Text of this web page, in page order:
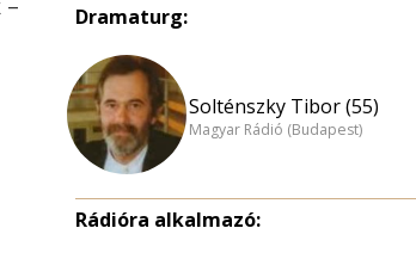
–
Dramaturg:
Solténszky Tibor (55)
Magyar Rádió (Budapest)
Rádióra alkalmazó: